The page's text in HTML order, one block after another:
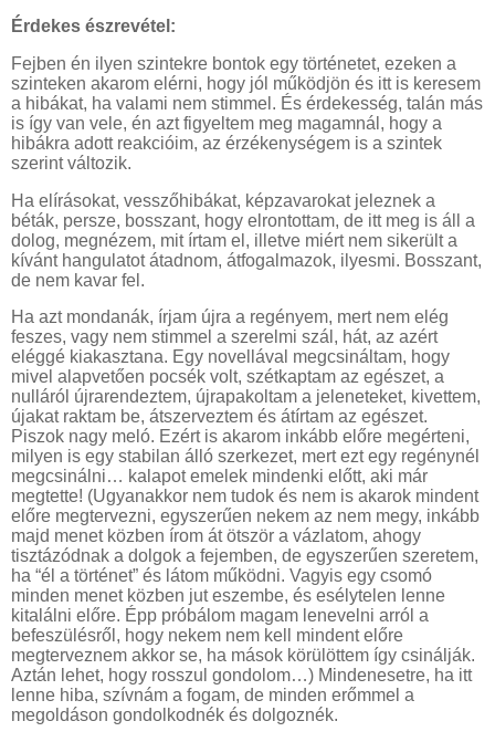
Érdekes észrevétel:
Fejben én ilyen szintekre bontok egy történetet, ezeken a
szinteken akarom elérni, hogy jól működjön és itt is keresem
a hibákat, ha valami nem stimmel. És érdekesség, talán más
is így van vele, én azt figyeltem meg magamnál, hogy a
hibákra adott reakcióim, az érzékenységem is a szintek
szerint változik.
Ha elírásokat, vesszőhibákat, képzavarokat jeleznek a
béták, persze, bosszant, hogy elrontottam, de itt meg is áll a
dolog, megnézem, mit írtam el, illetve miért nem sikerült a
kívánt hangulatot átadnom, átfogalmazok, ilyesmi. Bosszant,
de nem kavar fel.
Ha azt mondanák, írjam újra a regényem, mert nem elég
feszes, vagy nem stimmel a szerelmi szál, hát, az azért
eléggé kiakasztana. Egy novellával megcsináltam, hogy
mivel alapvetően pocsék volt, szétkaptam az egészet, a
nulláról újrarendeztem, újrapakoltam a jeleneteket, kivettem,
újakat raktam be, átszerveztem és átírtam az egészet.
Piszok nagy meló. Ezért is akarom inkább előre megérteni,
milyen is egy stabilan álló szerkezet, mert ezt egy regénynél
megcsinálni… kalapot emelek mindenki előtt, aki már
megtette! (Ugyanakkor nem tudok és nem is akarok mindent
előre megtervezni, egyszerűen nekem az nem megy, inkább
majd menet közben írom át ötször a vázlatom, ahogy
tisztázódnak a dolgok a fejemben, de egyszerűen szeretem,
ha “él a történet” és látom működni. Vagyis egy csomó
minden menet közben jut eszembe, és esélytelen lenne
kitalálni előre. Épp próbálom magam lenevelni arról a
befeszülésről, hogy nekem nem kell mindent előre
megterveznem akkor se, ha mások körülöttem így csinálják.
Aztán lehet, hogy rosszul gondolom…) Mindenesetre, ha itt
lenne hiba, szívnám a fogam, de minden erőmmel a
megoldáson gondolkodnék és dolgoznék.